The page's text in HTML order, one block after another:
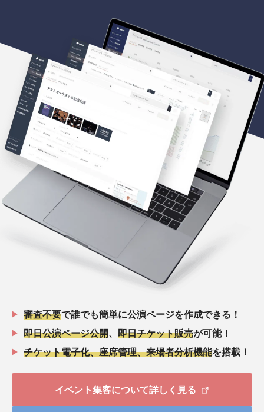
審査不要で誰でも簡単に公演ページを作成できる！
即日公演ページ公開
即日チケット販売が可能！
チケット電子化、座席管理、来場者分析機能を搭載！
イベント集客について詳しく見る